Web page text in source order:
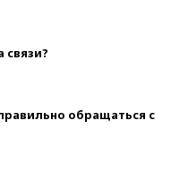
связи?
обращаться с